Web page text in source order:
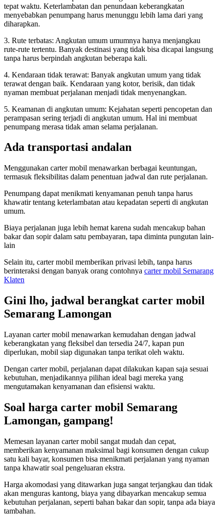
tepat waktu. Keterlambatan dan penundaan keberangkatan
menyebabkan penumpang harus menunggu lebih lama dari yang
diharapkan.
3. Rute terbatas: Angkutan umum umumnya hanya menjangkau
rute-rute tertentu. Banyak destinasi yang tidak bisa dicapai langsung
tanpa harus berpindah angkutan beberapa kali.
4. Kendaraan tidak terawat: Banyak angkutan umum yang tidak
terawat dengan baik. Kendaraan yang kotor, berisik, dan tidak
nyaman membuat perjalanan menjadi tidak menyenangkan.
5. Keamanan di angkutan umum: Kejahatan seperti pencopetan dan
perampasan sering terjadi di angkutan umum. Hal ini membuat
penumpang merasa tidak aman selama perjalanan.
Ada transportasi andalan
Menggunakan carter mobil menawarkan berbagai keuntungan,
termasuk fleksibilitas dalam penentuan jadwal dan rute perjalanan.
Penumpang dapat menikmati kenyamanan penuh tanpa harus
khawatir tentang keterlambatan atau kepadatan seperti di angkutan
umum.
Biaya perjalanan juga lebih hemat karena sudah mencakup bahan
bakar dan sopir dalam satu pembayaran, tapa diminta pungutan lain-
lain
Selain itu, carter mobil memberikan privasi lebih, tanpa harus
berinteraksi dengan banyak orang contohnya carter mobil Semarang
Klaten
Gini lho, jadwal berangkat carter mobil
Semarang Lamongan
Layanan carter mobil menawarkan kemudahan dengan jadwal
keberangkatan yang fleksibel dan tersedia 24/7, kapan pun
diperlukan, mobil siap digunakan tanpa terikat oleh waktu.
Dengan carter mobil, perjalanan dapat dilakukan kapan saja sesuai
kebutuhan, menjadikannya pilihan ideal bagi mereka yang
mengutamakan kenyamanan dan efisiensi waktu.
Soal harga carter mobil Semarang
Lamongan, gampang!
Memesan layanan carter mobil sangat mudah dan cepat,
memberikan kenyamanan maksimal bagi konsumen dengan cukup
satu kali bayar, konsumen bisa menikmati perjalanan yang nyaman
tanpa khawatir soal pengeluaran ekstra.
Harga akomodasi yang ditawarkan juga sangat terjangkau dan tidak
akan menguras kantong, biaya yang dibayarkan mencakup semua
kebutuhan perjalanan, seperti bahan bakar dan sopir, tanpa ada biaya
tambahan.